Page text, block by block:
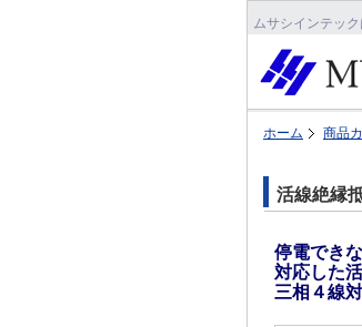
ムサシインテッ
ホーム 商品
活線絶縁
停電でき
対応した
三相４線